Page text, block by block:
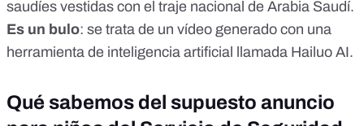
saudíes vestidas con el traje nacional de Arabia Saudí.
Es un bulo: se trata de un vídeo generado con una
herramienta de inteligencia artificial llamada Hailuo AI.
Qué sabemos del supuesto anuncio